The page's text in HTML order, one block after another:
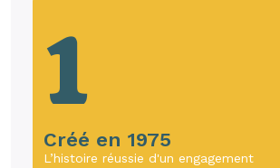
1
Créé en 1975
L’histoire réussie d'un engagement